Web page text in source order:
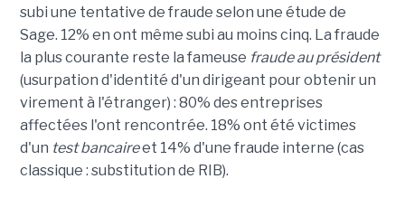
subi une tentative de fraude selon une étude de
Sage. 12% en ont même subi au moins cinq. La fraude
la plus courante reste la fameuse fraude au président
(usurpation d'identité d'un dirigeant pour obtenir un
virement à l'étranger) : 80% des entreprises
affectées l'ont rencontrée. 18% ont été victimes
d'un test bancaireet 14% d'une fraude interne (cas
classique : substitution de RIB).